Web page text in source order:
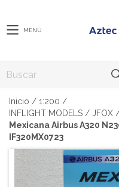
MENÚ
Inicio / 1:200 /
INFLIGHT MODELS /
Mexicana Airbus A320
IF320MX0723